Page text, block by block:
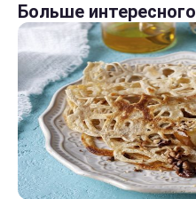
Больше интересного